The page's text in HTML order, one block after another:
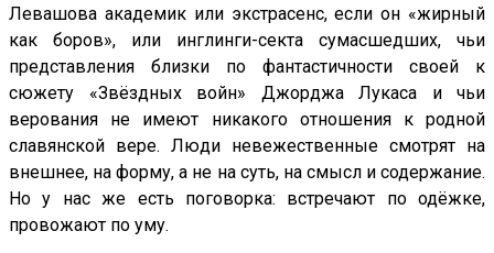
Левашова академик или экстрасенс, если он «жирный
как боров», или инглинги-секта сумасшедших, чьи
представления близки по фантастичности своей к
сюжету «Звёздных войн» Джорджа Лукаса и чьи
верования не имеют никакого отношения к родной
славянской вере. Люди невежественные смотрят на
внешнее, на форму, а не на суть, на смысл и содержание.
Но у нас же есть поговорка: встречают по одёжке,
провожают по уму.